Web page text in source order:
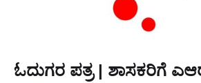
ಓದುಗರ ಪತ್ರ | ಶಾಸಕರಿಗೆ